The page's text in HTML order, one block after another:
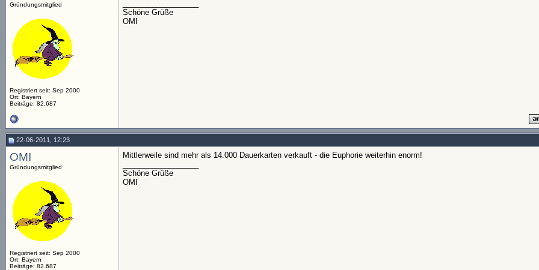
Gründungsmitglied
Registriert seit: Sep 2000
Ort: Bayern
Beiträge: 82.687
Schöne Grüße
OMI
22-06-2011, 12:23
OMI
Gründungsmitglied
Registriert seit: Sep 2000
Ort: Bayern
Beiträge: 82.687
Mittlerweile sind mehr als 14.000 Dauerkarten verkauft - die Euphorie weiterhin enorm!
Schöne Grüße
OMI